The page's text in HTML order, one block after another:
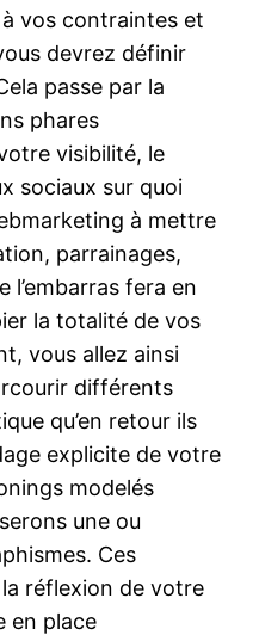
vos contraintes et
devrez définir
passe par la
phares
visibilité, le
sociaux sur quoi
à mettre
parrainages,
l’embarras fera en
la totalité de vos
vous allez ainsi
différents
qu’en retour ils
explicite de votre
modelés
une ou
Ces
réflexion de votre
en place